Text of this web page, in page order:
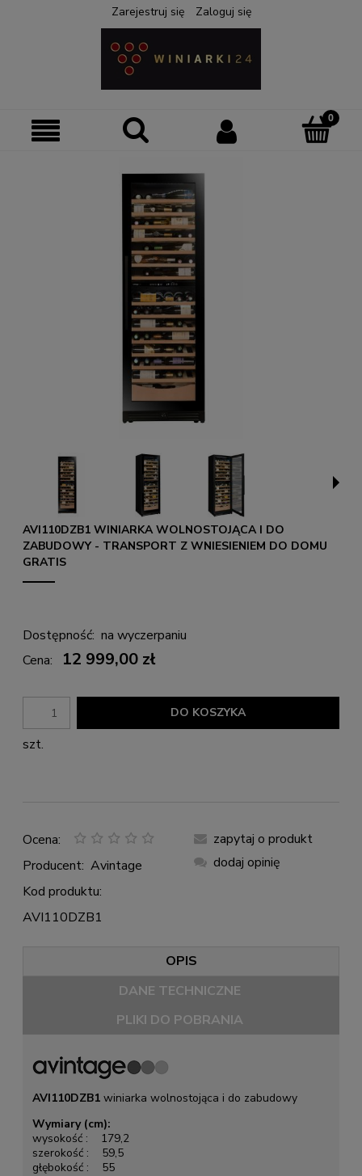
Zarejestruj się Zaloguj się
AVI110DZB1 WINIARKA WOLNOSTOJĄCA I DO
ZABUDOWY - TRANSPORT Z WNIESIENIEM DO DOMU
GRATIS
Dostępność: na wyczerpaniu
Cena:
12 999,00 zł
szt.
DO KOSZYKA
Ocena:
Producent: Avintage
Kod produktu:
AVI110DZB1
zapytaj o produkt
dodaj opinię
OPIS
DANE TECHNICZNE
PLIKI DO POBRANIA
AVI110DZB1 winiarka wolnostojąca i do zabudowy
Wymiary (cm):
wysokość : 179,2
szerokość : 59,5
głębokość : 55